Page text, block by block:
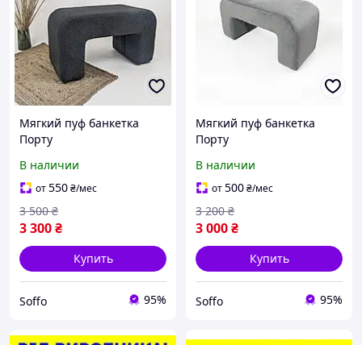
Мягкий пуф банкетка
Порту
В наличии
от550₴/мес
3 300₴
3 500 ₴
Купить
Soffo 95%
Мягкий пуф банкетка
Порту
В наличии
от500₴/мес
3 000₴
3 200 ₴
Купить
Soffo 95%